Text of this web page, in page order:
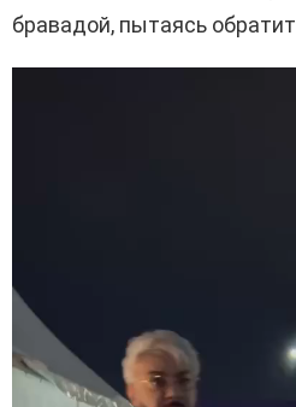
бравадой, пытаясь
л
е